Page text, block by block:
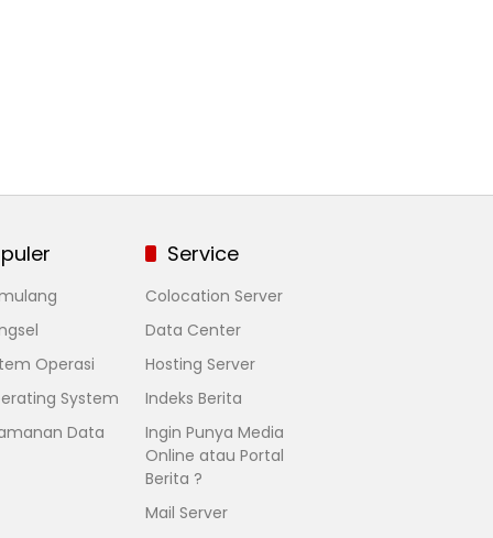
Operasi
System
Data
Service
Colocation Server
Data Center
Hosting Server
Indeks Berita
Ingin Punya Media
Online atau Portal
Berita ?
Mail Server